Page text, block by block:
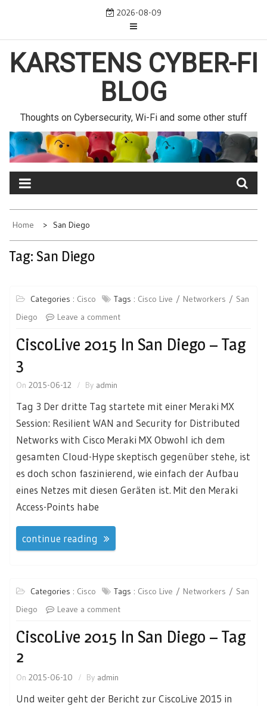
2026-08-09
KARSTENS CYBER-FI
BLOG
Thoughts on Cybersecurity, Wi-Fi and some other stuff
Home San Diego
Tag: San Diego
Categories : Cisco Tags : Cisco Live Networkers
San
Diego
Leave a comment
CiscoLive 2015 In San Diego – Tag
3
On 2015-06-12 By admin
Tag 3 Der dritte Tag startete mit einer Meraki MX
Session: Resilient WAN and Security for Distributed
Networks with Cisco Meraki MX Obwohl ich dem
gesamten Cloud-Hype skeptisch gegenüber stehe, ist
es doch schon faszinierend, wie einfach der Aufbau
eines Netzes mit diesen Geräten ist. Mit den Meraki
Access-Points habe
continue reading
Categories : Cisco Tags : Cisco Live Networkers
San
Diego
Leave a comment
CiscoLive 2015 In San Diego – Tag
2
On 2015-06-10 By admin
Und weiter geht der Bericht zur CiscoLive 2015 in